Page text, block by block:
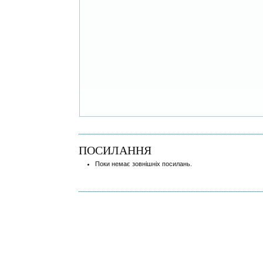
ПОСИЛАННЯ
Поки немає зовнішніх посилань.